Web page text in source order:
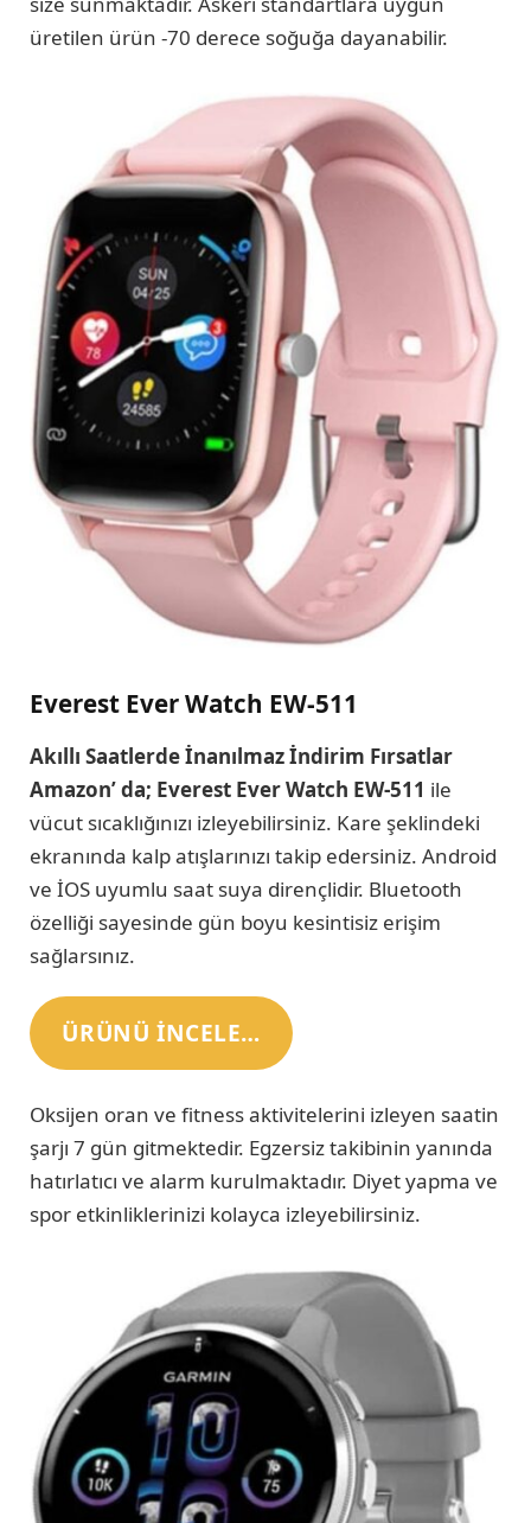
üretilen ürün -70 derece soğuğa dayanabilir.
Everest Ever Watch EW-511
Akıllı Saatlerde İnanılmaz İndirim Fırsatlar
Amazon’ da; Everest Ever Watch EW-511 ile
vücut sıcaklığınızı izleyebilirsiniz. Kare şeklindeki
ekranında kalp atışlarınızı takip edersiniz. Android
ve İOS uyumlu saat suya dirençlidir. Bluetooth
özelliği sayesinde gün boyu kesintisiz erişim
sağlarsınız.
ÜRÜNÜ INCELE…
Oksijen oran ve fitness aktivitelerini izleyen saatin
şarjı 7 gün gitmektedir. Egzersiz takibinin yanında
hatırlatıcı ve alarm kurulmaktadır. Diyet yapma ve
spor etkinliklerinizi kolayca izleyebilirsiniz.